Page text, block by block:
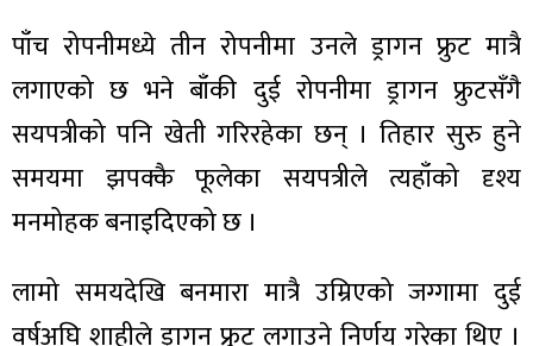
पाँच रोपनीमध्ये तीन रोपनीमा उनले ड्रागन फ्रुट मात्रै
लगाएको छ भने बाँकी दुई रोपनीमा ड्रागन फ्रुटसँगै
सयपत्रीको पनि खेती गरिरहेका छन् । तिहार सुरु हुने
समयमा झपक्कै फूलेका सयपत्रीले त्यहाँको दृश्य
मनमोहक बनाइदिएको छ ।
लामो समयदेखि बनमारा मात्रै उम्रिएको जग्गामा दुई
वर्षअघि शाहीले ड्रागन फ्रुट लगाउने निर्णय गरेका थिए ।